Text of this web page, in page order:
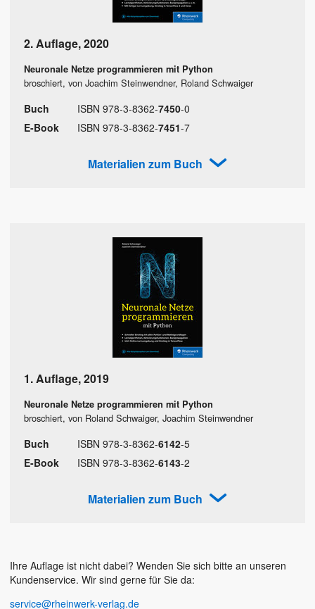
2. Auflage,2020
Neuronale Netze programmieren mit Python
broschiert, von Joachim Steinwendner, Roland Schwaiger
Buch ISBN 978-3-8362-7450-0
E-Book
ISBN 978-3-8362-7451-7
Materialien zum Buch
1. Auflage,2019
Neuronale Netze programmieren mit Python
broschiert, von Roland Schwaiger, Joachim Steinwendner
Buch ISBN 978-3-8362-6142-5
E-Book
ISBN 978-3-8362-6143-2
Materialien zum Buch
Ihre Auflage ist nicht dabei? Wenden Sie sich bitte an unseren
Kundenservice. Wir sind gerne für Sie da:
service@rheinwerk-verlag.de